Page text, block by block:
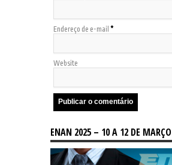
Endereço de e-mail *
Website
ENAN 2025 – 10 A 12 DE MARÇO